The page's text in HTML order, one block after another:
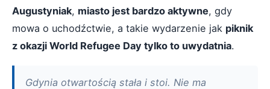
Augustyniak, miasto jest bardzo aktywne, gdy
mowa o uchodźctwie, a takie wydarzenie jak piknik
z okazji World Refugee Day tylko to uwydatnia.
Gdynia otwartością stała i stoi. Nie ma